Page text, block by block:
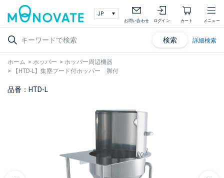
お問い合わせ ログイン カート メニュー
検索 詳細検索
ホーム > ホッパー > ホッパー周辺機器
>
【HTD-L】集塵フード付ホッパー 脚付
品番：HTD-L